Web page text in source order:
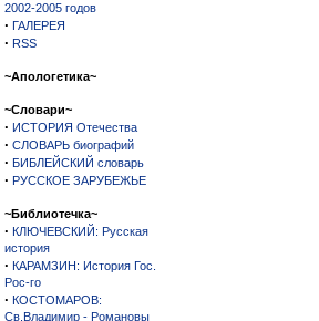
2002-2005 годов
· ГАЛЕРЕЯ
· RSS
~Апологетика~
~Словари~
· ИСТОРИЯ Отечества
· СЛОВАРЬ биографий
· БИБЛЕЙСКИЙ словарь
· РУССКОЕ ЗАРУБЕЖЬЕ
~Библиотечка~
· КЛЮЧЕВСКИЙ: Русская
история
· КАРАМЗИН: История Гос.
Рос-го
· КОСТОМАРОВ:
Св.Владимир - Романовы